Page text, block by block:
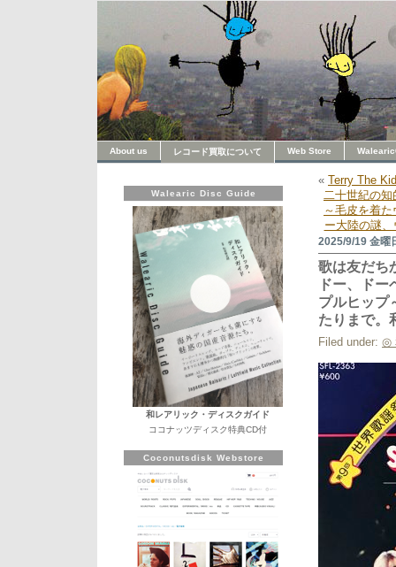
About us レコード買取について Web Store
« Terry The
二十世紀の知
～毛皮を着
ー大陸の謎
2025/9/19 金曜
歌は友だち
ドー、ド
プルヒップ
たりまで。
Filed under: ◎
Walearic Disc Guide
和レアリック・ディスクガイド
ココナッツディスク特典CD付
Coconutsdisk Webstore